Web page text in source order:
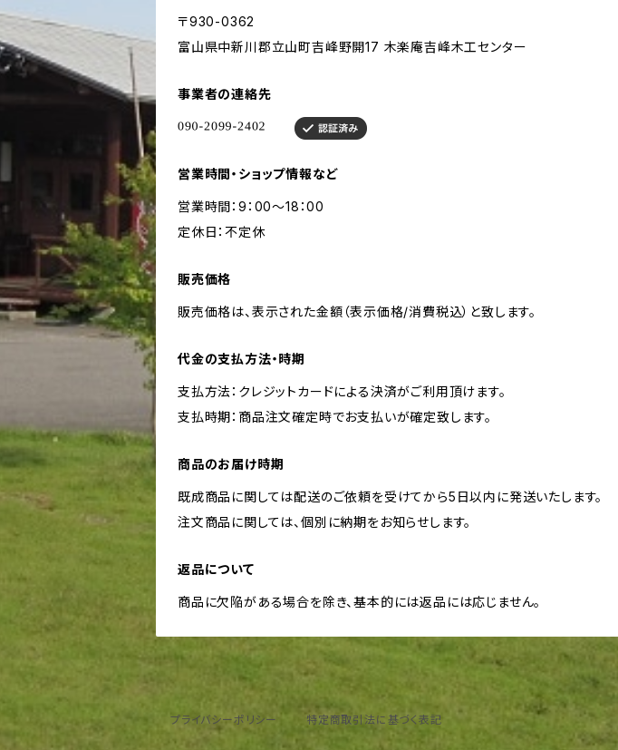
〒930-0362
富山県中新川郡立山町吉峰野開17 木楽庵吉峰木工センター
事業者の連絡先
営業時間・ショップ情報など
営業時間：9：00～18：00
定休日：不定休
販売価格
販売価格は、表示された金額（表示価格/消費税込）と致します。
代金の支払方法・時期
支払方法：クレジットカードによる決済がご利用頂けます。
支払時期：商品注文確定時でお支払いが確定致します。
商品のお届け時期
既成商品に関しては配送のご依頼を受けてから5日以内に発送いたします。
注文商品に関しては、個別に納期をお知らせします。
返品について
商品に欠陥がある場合を除き、基本的には返品には応じません。
プライバシーポリシー 特定商取引法に基づく表記